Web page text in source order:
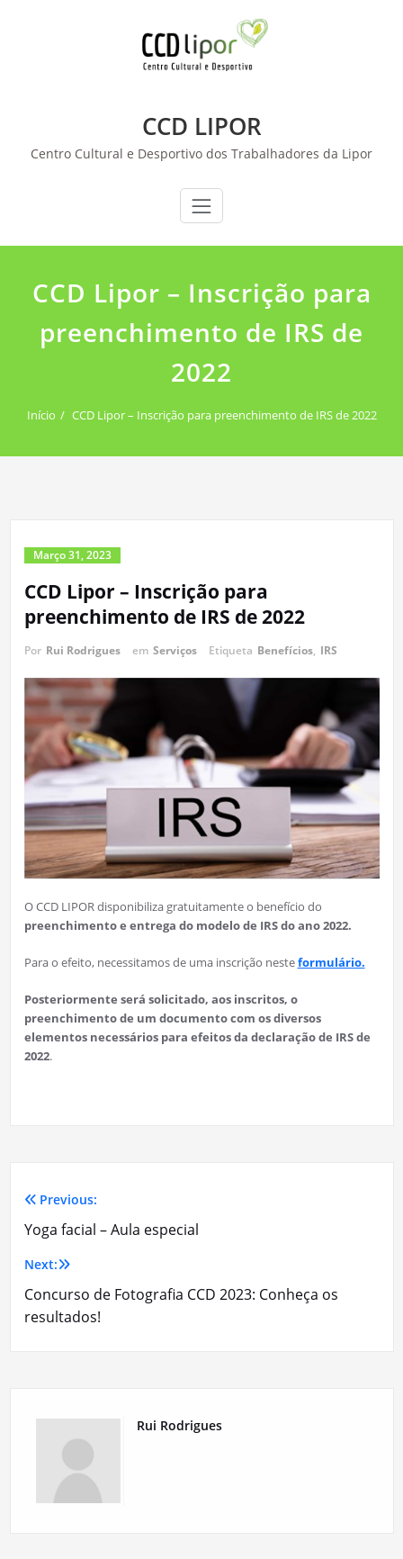
CCD LIPOR
Centro Cultural e Desportivo dos Trabalhadores da Lipor
CCD Lipor – Inscrição para
preenchimento de IRS de
2022
Início CCD Lipor – Inscrição para preenchimento de IRS de 2022
Março 31, 2023
CCD Lipor – Inscrição para
preenchimento de IRS de 2022
Por Rui Rodrigues em Serviços Etiqueta Benefícios, IRS
O CCD LIPOR disponibiliza gratuitamente o benefício do
preenchimento e entrega do modelo de IRS do ano 2022.
Para o efeito, necessitamos de uma inscrição nesteformulário.
Posteriormente será solicitado, aos inscritos, o
preenchimento de um documento com os diversos
elementos necessários para efeitos da declaração de IRS de
2022.
Navegação
de
artigos
Previous:
Yoga facial – Aula especial
Next:
Concurso de Fotografia CCD 2023: Conheça os
resultados!
Rui Rodrigues